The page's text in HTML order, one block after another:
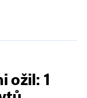
ožil: 1